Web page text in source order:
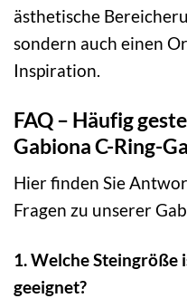
ästhetische
sondern auch einen
Inspiration.
FAQ – Häufig
Gabiona C-Ring-
Hier finden Sie
Fragen zu unserer
1. Welche Steingröße
geeignet?